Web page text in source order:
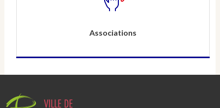
Associations